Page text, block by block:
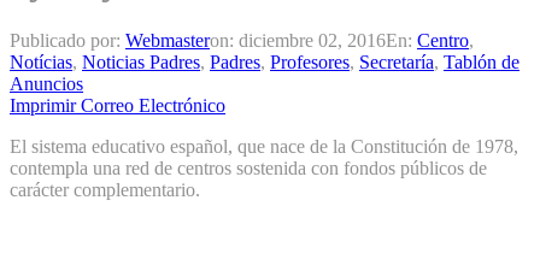
Publicado por: Webmasteron: diciembre 02, 2016En: Centro,
Notícias, Noticias Padres, Padres, Profesores, Secretaría, Tablón de
Anuncios
Imprimir Correo Electrónico
El sistema educativo español, que nace de la Constitución de 1978,
contempla una red de centros sostenida con fondos públicos de
carácter complementario.